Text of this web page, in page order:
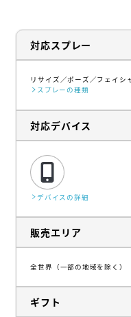
対応スプレー
リサイズ ポーズ フェイシ
スプレーの種類
対応デバイス
デバイスの詳細
販売エリア
全世界（一部の地域を除く）
ギフト